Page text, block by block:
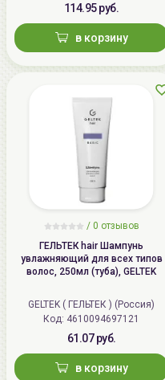
114.95 руб.
в корзину
/ 0 отзывов
ГЕЛЬТЕК hair Шампунь
увлажняющий для всех типов
волос, 250мл (туба), GELTEK
GELTEK ( ГЕЛЬТЕК ) (Россия)
Код: 4610094697121
61.07 руб.
в корзину